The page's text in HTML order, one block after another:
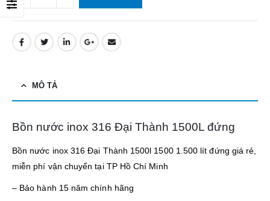
MÔ TẢ
Bồn nước inox 316 Đại Thành 1500L đứng
Bồn nước inox 316 Đại Thành 1500l 1500 1.500 lít đứng giá rẻ,
miễn phí vận chuyển tại TP Hồ Chí Minh
– Bảo hành 15 năm chính hãng